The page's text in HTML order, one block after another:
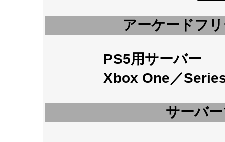
アーケードフ
PS5用サーバー
Xbox One／
サーバ